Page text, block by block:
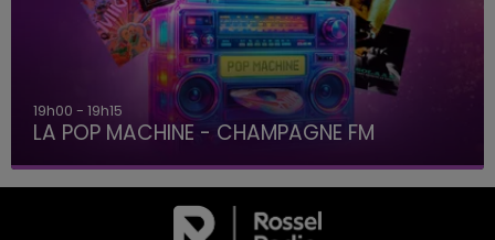
19h00 - 19h15
LA POP MACHINE - CHAMPAGNE FM